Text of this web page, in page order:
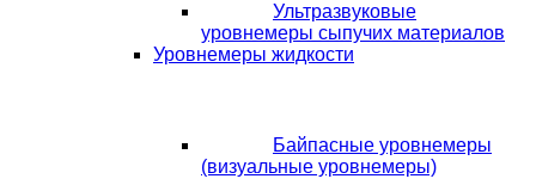
Ультразвуковые
уровнемеры сыпучих материалов
Уровнемеры жидкости
Байпасные уровнемеры
(визуальные уровнемеры)